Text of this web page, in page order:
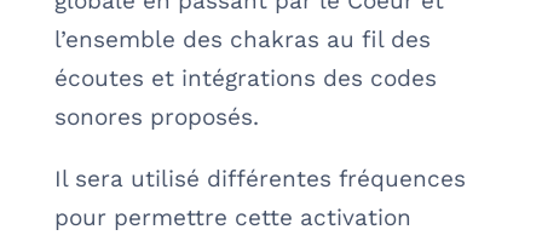
l’ensemble des chakras au fil des
écoutes et intégrations des codes
sonores proposés.
Il sera utilisé différentes fréquences
pour permettre cette activation